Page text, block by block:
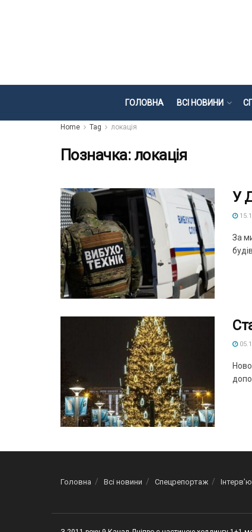
ГОЛОВНА ВСІ НОВИНИ
Home Tag локація
Позначка: локація
У
За
Головна Всі новини Спецрепортаж Інтерв’ю